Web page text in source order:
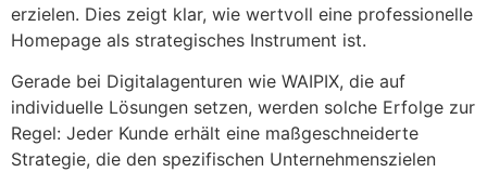
erzielen. Dies zeigt klar, wie wertvoll eine professionelle
Homepage als strategisches Instrument ist.
Gerade bei Digitalagenturen wie WAIPIX, die auf
individuelle Lösungen setzen, werden solche Erfolge zur
Regel: Jeder Kunde erhält eine maßgeschneiderte
Strategie, die den spezifischen Unternehmenszielen